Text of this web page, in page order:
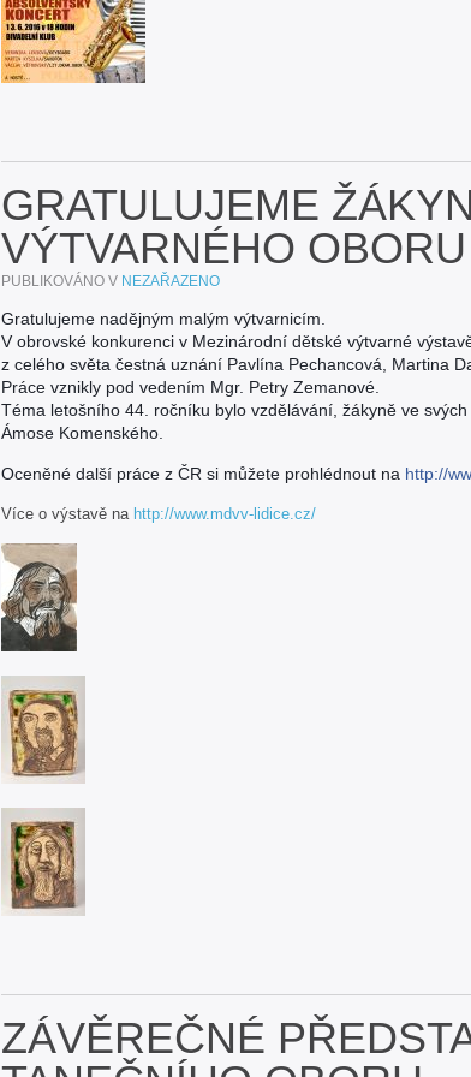
GRATULUJEME
VÝTVARNÉHO OBORU
PUBLIKOVÁNO V NEZAŘAZENO
Gratulujeme nadějným malým výtvarnicím.
V obrovské konkurenci v Mezinárodní dětské výtvarné
z celého světa čestná uznání Pavlína Pechancová, Martina
Práce vznikly pod vedením Mgr. Petry Zemanové.
Téma letošního 44. ročníku bylo vzdělávání, žákyně ve
Ámose Komenského.
Oceněné další práce z ČR si můžete prohlédnout na http://
Více o výstavě na http://www.mdvv-lidice.cz/
ZÁVĚREČNÉ